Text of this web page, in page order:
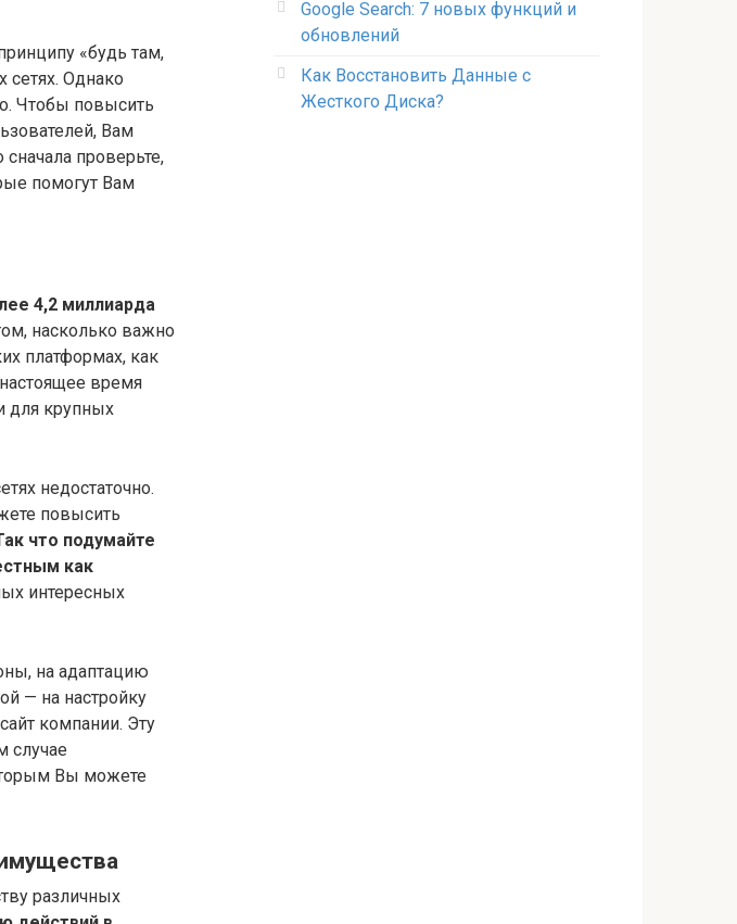
«будь там,
Однако
Чтобы повысить
Вам
проверьте,
помогут Вам
4,2 миллиарда
насколько важно
платформах, как
настоящее время
для крупных
недостаточно.
повысить
что подумайте
как
интересных
на адаптацию
— на настройку
компании. Эту
случае
Вы можете
различных
Google Search: 7 новых функций и
обновлений
Как Восстановить Данные с
Жесткого Диска?